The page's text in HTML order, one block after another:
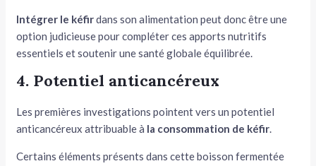
Intégrer le kéfirdans son alimentation peut donc être une
option judicieuse pour compléter ces apports nutritifs
essentiels et soutenir une santé globale équilibrée.
4. Potentiel anticancéreux
Les premières investigations pointent vers un potentiel
anticancéreux attribuable à la consommation de kéfir.
Certains éléments présents dans cette boisson fermentée